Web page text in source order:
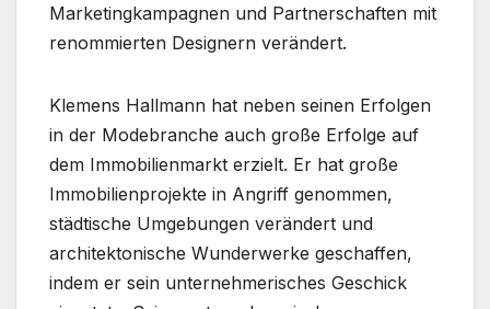
Marketingkampagnen und Partnerschaften mit
renommierten Designern verändert.
Klemens Hallmann hat neben seinen Erfolgen
in der Modebranche auch große Erfolge auf
dem Immobilienmarkt erzielt. Er hat große
Immobilienprojekte in Angriff genommen,
städtische Umgebungen verändert und
architektonische Wunderwerke geschaffen,
indem er sein unternehmerisches Geschick